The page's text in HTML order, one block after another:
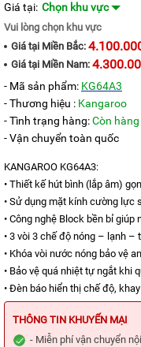
NÓNG
LẠNH
KANGAROO
CÂY
NƯỚC
NÓNG
LẠNH
KANGAROO
LÕI
NƯỚC
KANGAROO
LINH
KIỆN
MÁY
LỌC
NƯỚC
LỌC
TỔNG,
ĐẦU
NGUỒN,
CÔNG
NGHIỆP
Giá tại: Chọn khu vực
Vui lòng chọn khu vực
Giá tại Miền Bắc:
Giá tại Miền Nam:
- Mã sản phẩm: KG64A3
- Thương hiệu : Kangaroo
- Tình trạng hàng:Còn hàng
- Vận chuyển toàn quốc
KANGAROO KG64A3:
• Thiết kế hút bình (lắp âm)
• Sử dụng mặt kính cường lực
• Công nghệ Block bền bỉ
• 3 vòi 3 chế độ nóng – lạnh –
• Khóa vòi nước nóng bảo vệ
• Bảo vệ quá nhiệt tự ngắt khi
• Đèn báo hiển thị chế độ,
THÔNG TIN KHUYẾN MẠI
- Miễn phí vận chuyển